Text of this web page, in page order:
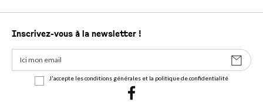
Inscrivez-vous à la newsletter !
J'accepte les conditions générales et la politique de confidentialité